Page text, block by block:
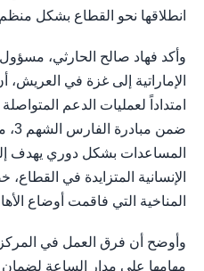
انطلاقها نحو القطاع بشكل
وأكد فهاد صالح الحارثي،
امتداداً لعمليات الدعم
ضمن
المساعدات بشكل دوري يهدف
الإنسانية المتزايدة في
المناخية التي فاقمت أوضاع
وأوضح أن فرق العمل في
مهامها على مدار الساعة